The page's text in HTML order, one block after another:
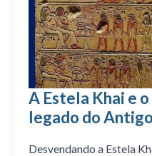
A Estela Khai e
legado do
Desvendando a Estela